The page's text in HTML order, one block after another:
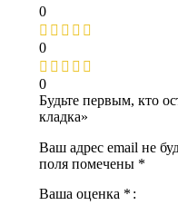
0
0
0
Будьте первым, кто
кладка»
Ваш адрес email не
поля помечены *
Ваша оценка *